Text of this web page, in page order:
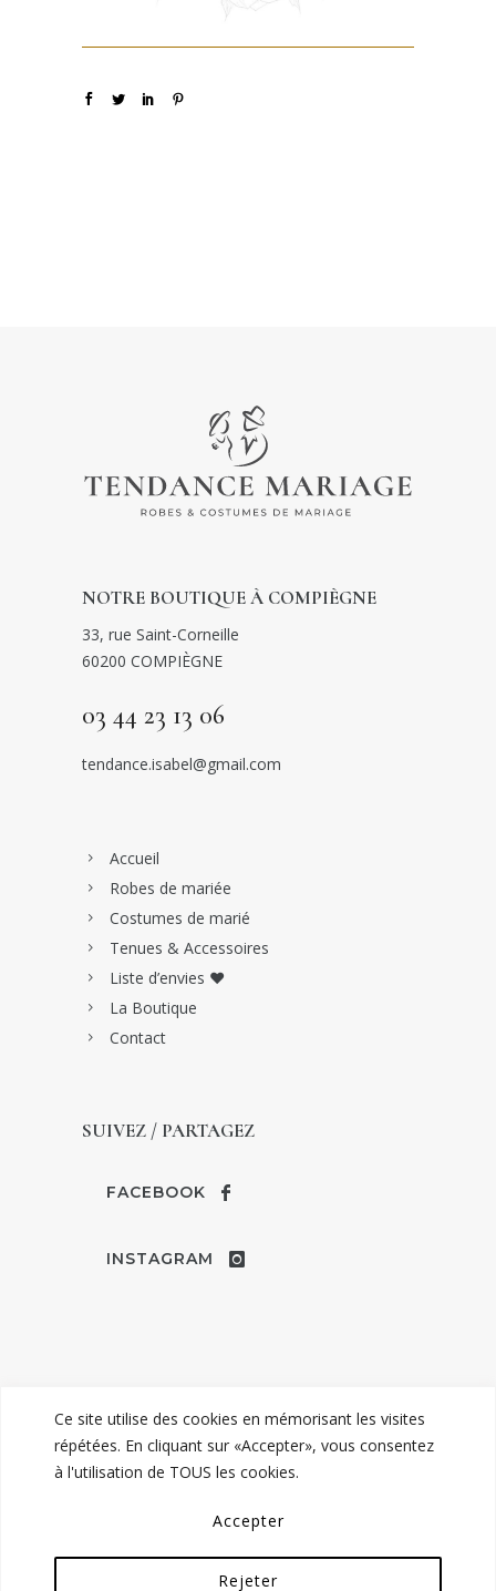
Ce site utilise des cookies en mémorisant les visites
répétées. En cliquant sur «Accepter», vous consentez
à l'utilisation de TOUS les cookies.
Rejeter
Accepter
NOTRE BOUTIQUE À COMPIÈGNE
33, rue Saint-Corneille
60200 COMPIÈGNE
03 44 23 13 06
tendance.isabel@gmail.com
Accueil
Robes de mariée
Costumes de marié
Tenues & Accessoires
Liste d’envies ♥
La Boutique
Contact
SUIVEZ / PARTAGEZ
FACEBOOK
INSTAGRAM
COSTUMES DE MARIAGE À COMPIÈGNE -